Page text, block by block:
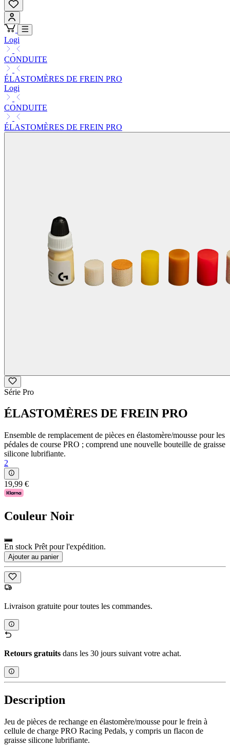
Logi
CONDUITE
ÉLASTOMÈRES DE FREIN PRO
Logi
CONDUITE
ÉLASTOMÈRES DE FREIN PRO
Série Pro
ÉLASTOMÈRES DE FREIN PRO
Ensemble de remplacement de pièces en élastomère/mousse pour les
pédales de course PRO ; comprend une nouvelle bouteille de graisse
silicone lubrifiante.
2
19,99 €
Couleur Noir
En stock Prêt pour l'expédition.
Ajouter au panier
Livraison gratuite pour toutes les commandes.
Retours gratuits dans les 30 jours suivant votre achat.
Description
Jeu de pièces de rechange en élastomère/mousse pour le frein à
cellule de charge PRO Racing Pedals, y compris un flacon de
graisse silicone lubrifiante.